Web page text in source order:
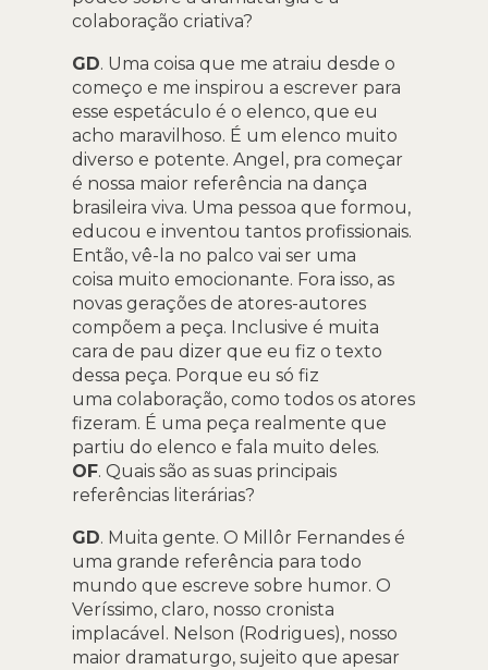
colaboração criativa?
GD. Uma coisa que me atraiu desde o
começo e me inspirou a escrever para
esse espetáculo é o elenco, que eu
acho maravilhoso. É um elenco muito
diverso e potente. Angel, pra começar
é nossa maior referência na dança
brasileira viva. Uma pessoa que formou,
educou e inventou tantos profissionais.
Então, vê-la no palco vai ser uma
coisa muito emocionante. Fora isso, as
novas gerações de atores-autores
compõem a peça. Inclusive é muita
cara de pau dizer que eu fiz o texto
dessa peça. Porque eu só fiz
uma colaboração, como todos os atores
fizeram. É uma peça realmente que
partiu do elenco e fala muito deles.
OF. Quais são as suas principais
referências literárias?
GD. Muita gente. O Millôr Fernandes é
uma grande referência para todo
mundo que escreve sobre humor. O
Veríssimo, claro, nosso cronista
implacável. Nelson (Rodrigues), nosso
maior dramaturgo, sujeito que apesar